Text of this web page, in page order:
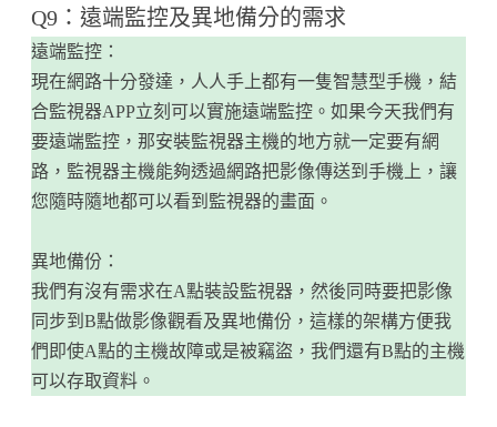
Q9：遠端監控及異地備分的需求
遠端監控：
現在網路十分發達，人人手上都有一隻智慧型手機，結
合監視器APP立刻可以實施遠端監控。如果今天我們有
要遠端監控，那安裝監視器主機的地方就一定要有網
路，監視器主機能夠透過網路把影像傳送到手機上，讓
您隨時隨地都可以看到監視器的畫面。
異地備份：
我們有沒有需求在A點裝設監視器，然後同時要把影像
同步到B點做影像觀看及異地備份，這樣的架構方便我
們即使A點的主機故障或是被竊盜，我們還有B點的主機
可以存取資料。